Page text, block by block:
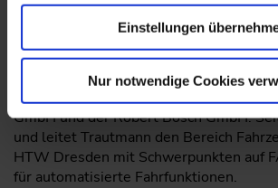
Einstellungen
Nur notwendige Cookies
Prof. Trautmannstudierte Physikalische
TH/HTW Zwickau und promovierte an
Bergakademie Freiberg. Zwischen
er als Projektleiter und
Thema Sensorentwicklung bei
GmbH und der Robert Bosch GmbH.
und leitet Trautmann den Bereich
HTW Dresden mit Schwerpunkten auf
für automatisierte Fahrfunktionen.